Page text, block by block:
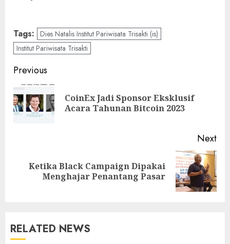
Tags: Dies Natalis Institut Pariwisata Trisakti (is)
Institut Pariwisata Trisakti
Post
navigation
Previous
CoinEx Jadi Sponsor Eksklusif
Acara Tahunan Bitcoin 2023
Next
NextKetika Black Campaign Dipakai
Menghajar Penantang Pasar
RELATED NEWS